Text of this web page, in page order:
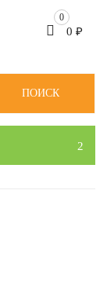
0
0 ₽
ПОИСК